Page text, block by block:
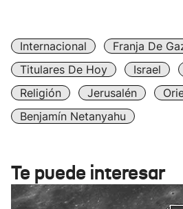
Internacional
Franja De
Titulares De Hoy
Israel
Religión
Jerusalén
Benjamín Netanyahu
Te puede interesar